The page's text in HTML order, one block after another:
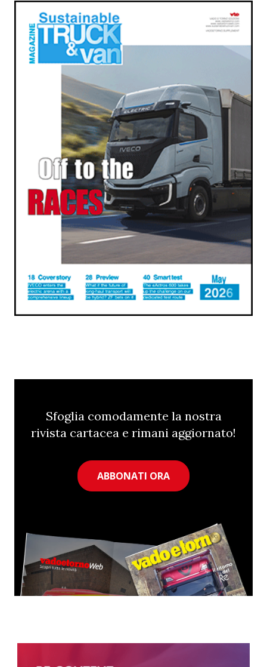
Sfoglia comodamente la nostra
rivista cartacea e rimani aggiornato!
ABBONATI ORA